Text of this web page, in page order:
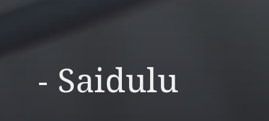
- Saidulu